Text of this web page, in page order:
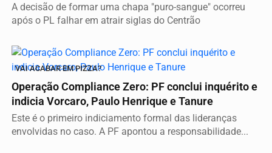
A decisão de formar uma chapa "puro-sangue" ocorreu
após o PL falhar em atrair siglas do Centrão
VAI ACABAR EM PIZZA?
Operação Compliance Zero: PF conclui inquérito e
indicia Vorcaro, Paulo Henrique e Tanure
Este é o primeiro indiciamento formal das lideranças
envolvidas no caso. A PF apontou a responsabilidade...